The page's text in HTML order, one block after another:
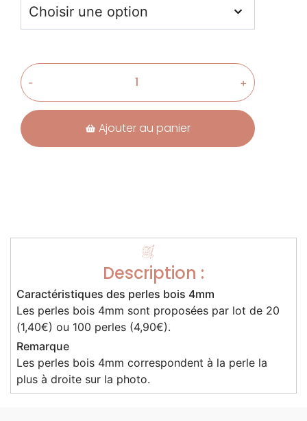
- +
Ajouter au panier
Description :
Caractéristiques des perles bois 4mm
Les perles bois 4mm sont proposées par lot de 20
(1,40€) ou 100 perles (4,90€).
Remarque
Les perles bois 4mm correspondent à la perle la
plus à droite sur la photo.